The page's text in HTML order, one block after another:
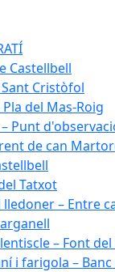
Castellbell
Cristòfol
del Mas-Roig
Punt
de can
Tatxot
– Entre
– Font
i farigola –